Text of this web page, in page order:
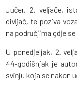
Jučer, 2. veljače,
divljač, te poziva
na područjima gdje
U ponedjeljak, 2.
44-godišnjak je
svinju koja se nakon